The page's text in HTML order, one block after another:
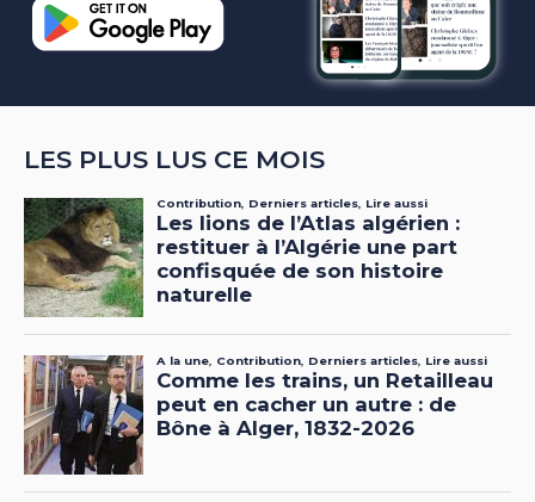
LES PLUS LUS CE MOIS